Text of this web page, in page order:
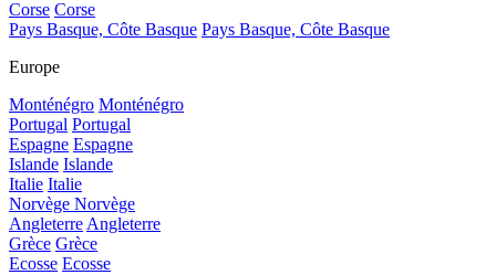
Corse Corse
Pays Basque, Côte Basque Pays Basque, Côte Basque
Europe
Monténégro Monténégro
Portugal Portugal
Espagne Espagne
Islande Islande
Italie Italie
Norvège Norvège
AngleterreAngleterre
Grèce Grèce
Ecosse Ecosse